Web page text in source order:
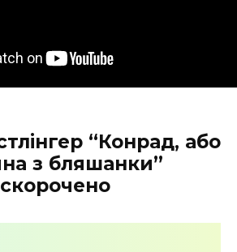
“Конрад, або
з бляшанки”
скорочено